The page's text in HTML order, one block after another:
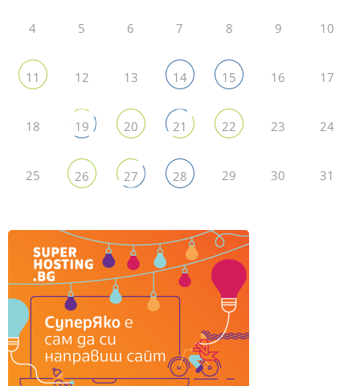
4 5 6 7 8 9 10
11 12 13 14 15 16 17
18 19 20 21 22 23 24
25 26 27 28 29 30 31